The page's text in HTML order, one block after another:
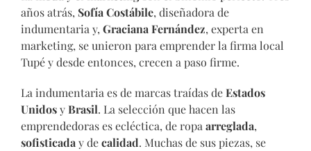
años atrás, Sofía Costábile, diseñadora de
indumentaria y, Graciana Fernández, experta en
marketing, se unieron para emprender la firma local
Tupé y desde entonces, crecen a paso firme.
La indumentaria es de marcas traídas deEstados
UnidosyBrasil. La selección que hacen las
emprendedoras es ecléctica, de ropa arreglada,
sofisticada y decalidad. Muchas de sus piezas, se